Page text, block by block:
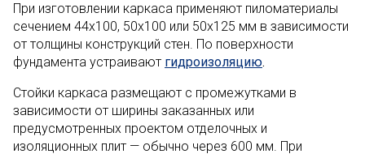
При изготовлении каркаса применяют пиломатериалы
сечением 44х100, 50х100 или 50х125 мм в зависимости
от толщины конструкций стен. По поверхности
фундамента устраивают гидроизоляцию.
Стойки каркаса размещают с промежутками в
зависимости от ширины заказанных или
предусмотренных проектом отделочных и
изоляционных плит — обычно через 600 мм. При